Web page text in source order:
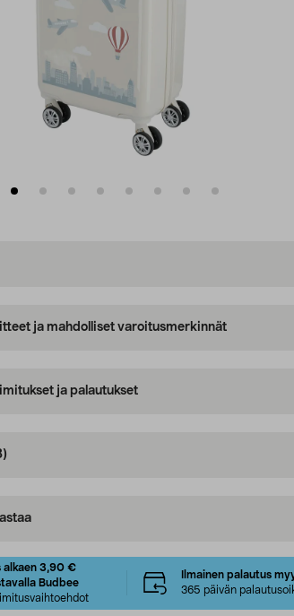
ja mahdolliset varoitusmerkinnät
ja palautukset
alkaen 3,90 €
Budbee
Ilmainen palautus
365 päivän